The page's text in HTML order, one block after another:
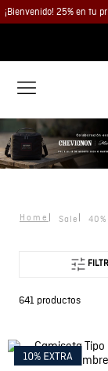
¡Bienvenido! 25% en tu
Sale 40%
641 productos